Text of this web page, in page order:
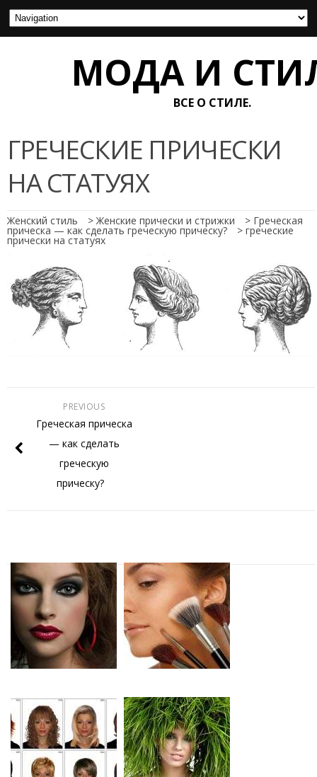
МОДА И
ВСЕ О СТИЛЕ.
ГРЕЧЕСКИЕ ПРИЧЕСКИ
НА СТАТУЯХ
Женский стиль >Женские прически и стрижки > Греческая
прическа — как сделать греческую прическу? > греческие
прически на статуях
PREVIOUS
Греческая прическа
— как сделать
греческую
прическу?